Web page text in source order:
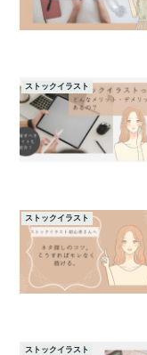
ストックイラスト
ストックイラスト
ストックイラスト